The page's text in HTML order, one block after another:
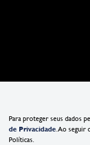
Para proteger seus dados
de Privacidade. Ao seguir
Políticas.